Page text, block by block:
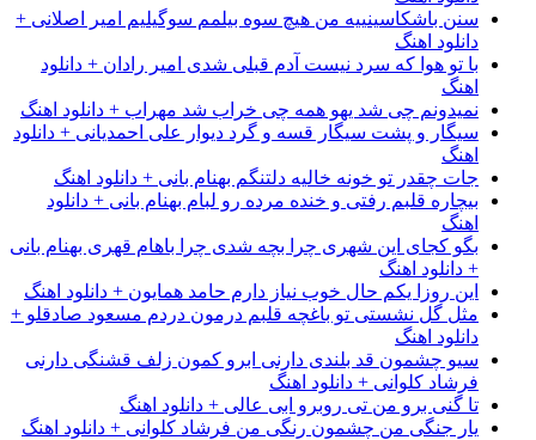
سنن باشکاسینییه من هیچ سوه بیلمم سوگیلیم امیر اصلانی +
دانلود اهنگ
با تو هوا که سرد نیست آدم قبلی شدی امیر رادان + دانلود
اهنگ
نمیدونم چی شد یهو همه چی خراب شد مهراب + دانلود اهنگ
سیگار و پشت سیگار قسه و گرد دیوار علی احمدیانی + دانلود
اهنگ
جات چقدر تو خونه خالیه دلتنگم بهنام بانی + دانلود اهنگ
بیچاره قلبم رفتی و خنده مرده رو لبام بهنام بانی + دانلود
اهنگ
بگو کجای این شهری چرا بچه شدی چرا باهام قهری بهنام بانی
+ دانلود اهنگ
این روزا یکم حال خوب نیاز دارم حامد همایون + دانلود اهنگ
مثل گل نشستی تو باغچه قلبم درمون دردم مسعود صادقلو +
دانلود اهنگ
سیو چشمون قد بلندی دارنی ابرو کمون زلف قشنگی دارنی
فرشاد کلوانی + دانلود اهنگ
تا گنی برو من تی روبرو ابی عالی + دانلود اهنگ
یار جنگی من چشمون رنگی من فرشاد کلوانی + دانلود اهنگ